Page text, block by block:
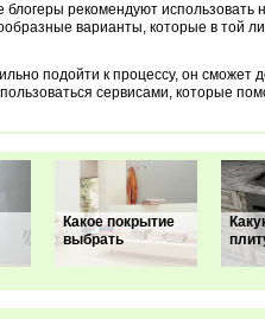
рекомендуют использовать
варианты, которые в той
подойти к процессу, он сможет
сервисами, которые
Какое покрытие
выбрать